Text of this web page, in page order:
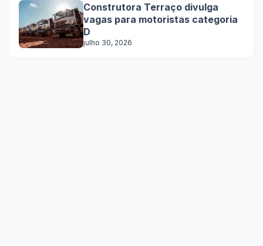
Construtora Terraço divulga
vagas para motoristas categoria
D
julho 30, 2026